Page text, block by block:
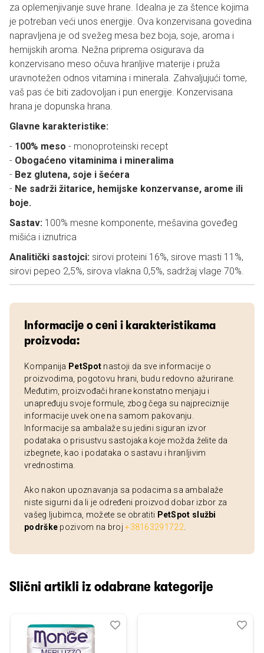
za oplemenjivanje suve hrane. Idealna je za štence kojima
je potreban veći unos energije. Ova konzervisana govedina
napravljena je od svežeg mesa bez boja, soje, aroma i
hemijskih aroma. Nežna priprema osigurava da
konzervisano meso očuva hranljive materije i pruža
uravnotežen odnos vitamina i minerala. Zahvaljujući tome,
vaš pas će biti zadovoljan i pun energije. Konzervisana
hrana je dopunska hrana.
Glavne karakteristike:
- 100% meso - monoproteinski recept
- Obogaćeno vitaminima i mineralima
- Bez glutena, soje i šećera
- Ne sadrži žitarice, hemijske konzervanse, arome ili
boje.
Sastav: 100% mesne komponente, mešavina goveđeg
mišića i iznutrica
Analitički sastojci: sirovi proteini 16%, sirove masti 11%,
sirovi pepeo 2,5%, sirova vlakna 0,5%, sadržaj vlage 70%.
Informacije o ceni i karakteristikama
proizvoda:
Kompanija PetSpot nastoji da sve informacije o
proizvodima, pogotovu hrani, budu redovno ažurirane.
Međutim, proizvođači hrane konstatno menjaju i
unapređuju svoje formule, zbog čega su najpreciznije
informacije uvek one na samom pakovanju.
Informacije sa ambalaže su jedini siguran izvor
podataka o prisustvu sastojaka koje možda želite da
izbegnete, kao i podataka o sastavu i hranljivim
vrednostima.
Ako nakon upoznavanja sa podacima sa ambalaže
niste sigurni da li je određeni proizvod dobar izbor za
vašeg ljubimca, možete se obratiti PetSpot službi
podrške pozivom na broj+38163291722
Slični artikli iz odabrane kategorije
Dodaj
Uporedi